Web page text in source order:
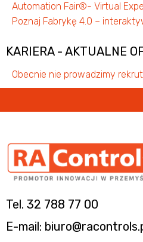
Automation Fair®- Virtual
Poznaj Fabrykę 4.0 –
KARIERA - AKTUALNE
Obecnie nie prowadzimy
Tel. 32 788 77 00
E-mail: